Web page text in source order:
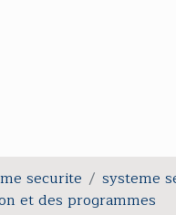
securite
systeme
et des programmes